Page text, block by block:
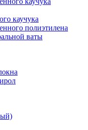
каучука
полиэтилена
ваты